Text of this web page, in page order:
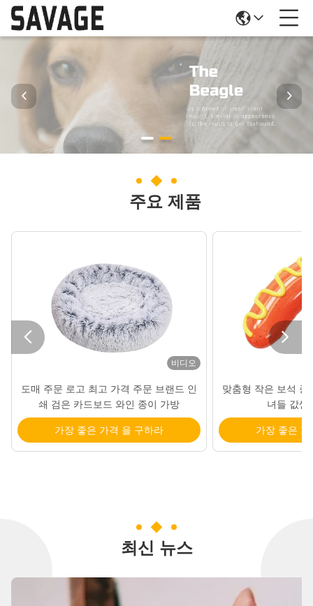
주요 제품
비디오
도매 주문 로고 최고 가격 주문 브랜드 인
쇄 검은 카드보드 와인 종이 가방
가장 좋은 가격 을 구하라
맞춤형 작은 보석 종
녀들 값싼
가장 좋은
 
최신 뉴스